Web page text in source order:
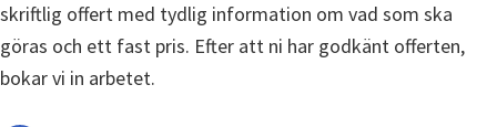
skriftlig offert med tydlig information om vad som ska
göras och ett fast pris. Efter att ni har godkänt offerten,
bokar vi in arbetet.